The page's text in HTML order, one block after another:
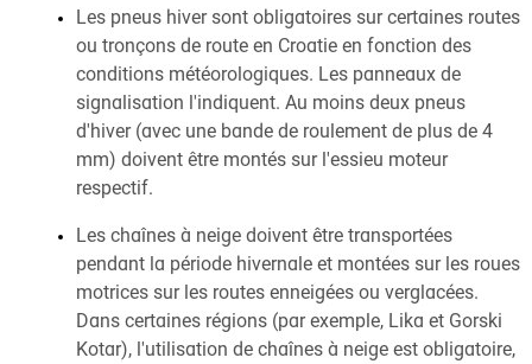
Les pneus hiver sont obligatoires sur certaines routes
ou tronçons de route en Croatie en fonction des
conditions météorologiques. Les panneaux de
signalisation l'indiquent. Au moins deux pneus
d'hiver (avec une bande de roulement de plus de 4
mm) doivent être montés sur l'essieu moteur
respectif.
Les chaînes à neige doivent être transportées
pendant la période hivernale et montées sur les roues
motrices sur les routes enneigées ou verglacées.
Dans certaines régions (par exemple, Lika et Gorski
Kotar), l'utilisation de chaînes à neige est obligatoire,